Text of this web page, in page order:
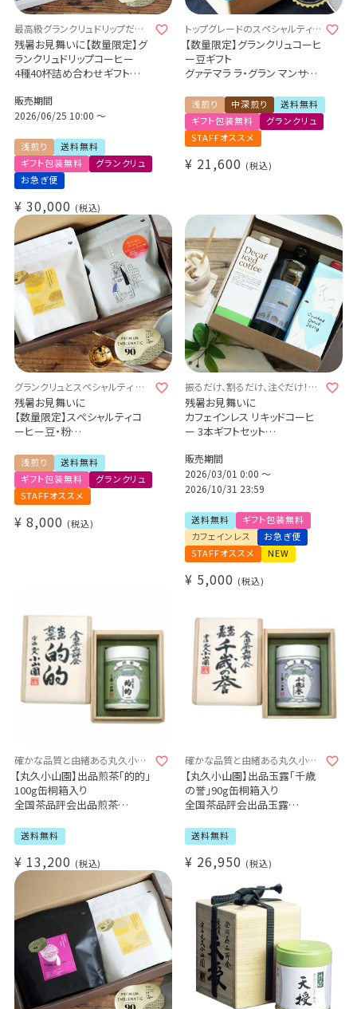
最高級グランクリュドリップだけ
を詰め込んだ、至高のギフトセット
残暑お見舞いに【数量限定】グ
ランクリュドリップコーヒー
4種40杯詰め合わせギフト
テマラ 1位
Cup of Excellence 2024 メキ
Costa Rica El Cedro
Honduras Finca Osmanthus
販売期間
2026/06/25 10:00 〜
浅煎り
送料無料
ギフト包装無料
グランクリュ
お急ぎ便
¥ 30,000 税込
トップグレードのスペシャルティ -
最高級の贈り物を -
【数量限定】グランクリュコーヒ
ー豆ギフト
グァテマラ ラ・グラン マンサナ
ゲイシャ / エキゾチック ウォッ
シュド
Cup of Excellence 2025 1位
浅煎り 中深煎り
送料無料
ギフト包装無料
グランクリュ
STAFFオススメ
¥ 21,600 税込
グランクリュとスペシャルティ ～
至福の飲み比べ ～
残暑お見舞いに
【数量限定】スペシャルティコ
ーヒー豆・粉
2種400g飲み比べギフトセット
メキシコ ウエウエテパン農園
（浅煎り）200g
エチオピア シダモ ベンサ アル
ベゴナ CWS（浅煎り）200g
浅煎り
送料無料
ギフト包装無料
グランクリュ
STAFFオススメ
¥ 8,000 税込
振るだけ、割るだけ、注ぐだけ！リ
キッド3本ギフトセット
残暑お見舞いに
カフェインレス リキッドコーヒ
ー 3本ギフトセット
本
デカフェ オレベース【無糖】1本
デカフェ アイスコーヒー 1本
販売期間
2026/03/01 0:00〜
2026/10/31 23:59
送料無料
ギフト包装無料
カフェインレス
お急ぎ便
STAFFオススメ
NEW
¥ 5,000 税込
確かな品質と由緒ある丸久小山
園
【丸久小山園】出品煎茶「的的」
100g缶桐箱入り
全国茶品評会出品煎茶
品）送料無料
¥ 13,200 税込
確かな品質と由緒ある丸久小山
園
【丸久小山園】出品玉露「千歳
の誉」90g缶桐箱入り
全国茶品評会出品玉露
品）送料無料
¥ 26,950 税込